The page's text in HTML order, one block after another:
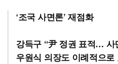
‘조국 사면론’ 재점화
강득구 “尹 정권 표적… 사
우원식 의장도 이례적으로